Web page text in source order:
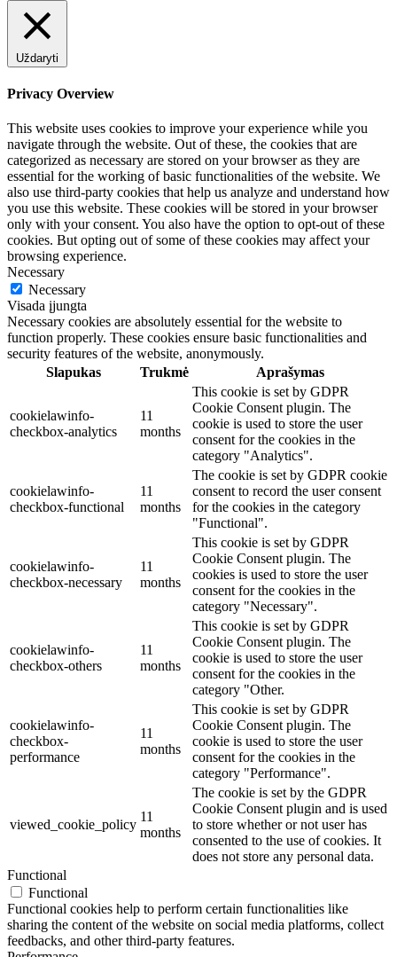
Uždaryti
Privacy Overview
This website uses cookies to improve your experience while you
navigate through the website. Out of these, the cookies that are
categorized as necessary are stored on your browser as they are
essential for the working of basic functionalities of the website. We
also use third-party cookies that help us analyze and understand how
you use this website. These cookies will be stored in your browser
only with your consent. You also have the option to opt-out of these
cookies. But opting out of some of these cookies may affect your
browsing experience.
Necessary
Necessary
Visada įjungta
Necessary cookies are absolutely essential for the website to
function properly. These cookies ensure basic functionalities and
security features of the website, anonymously.
Slapukas
Trukmė Aprašymas
cookielawinfo-
checkbox-analytics
11
months
This cookie is set by GDPR
Cookie Consent plugin. The
cookie is used to store the user
consent for the cookies in the
category "Analytics".
cookielawinfo-
checkbox-functional
11
months
The cookie is set by GDPR cookie
consent to record the user consent
for the cookies in the category
"Functional".
cookielawinfo-
checkbox-necessary
11
months
This cookie is set by GDPR
Cookie Consent plugin. The
cookies is used to store the user
consent for the cookies in the
category "Necessary".
cookielawinfo-
checkbox-others
11
months
This cookie is set by GDPR
Cookie Consent plugin. The
cookie is used to store the user
consent for the cookies in the
category "Other.
cookielawinfo-
checkbox-
performance
11
months
This cookie is set by GDPR
Cookie Consent plugin. The
cookie is used to store the user
consent for the cookies in the
category "Performance".
viewed_cookie_policy
11
months
The cookie is set by the GDPR
Cookie Consent plugin and is used
to store whether or not user has
consented to the use of cookies. It
does not store any personal data.
Functional
Functional
Functional cookies help to perform certain functionalities like
sharing the content of the website on social media platforms, collect
feedbacks, and other third-party features.